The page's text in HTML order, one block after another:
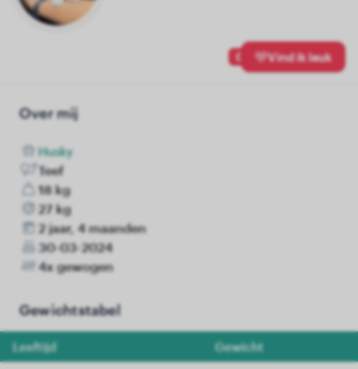
0 Vind ik leuk
Over mij
Husky
Teef
18 kg
27 kg
2 jaar, 4 maanden
30-03-2024
4x gewogen
Gewichtstabel
Leeftijd Gewicht